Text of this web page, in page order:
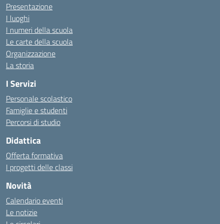
Presentazione
I luoghi
I numeri della scuola
Le carte della scuola
Organizzazione
La storia
I Servizi
Personale scolastico
Famiglie e studenti
Percorsi di studio
Didattica
Offerta formativa
I progetti delle classi
Novità
Calendario eventi
Le notizie